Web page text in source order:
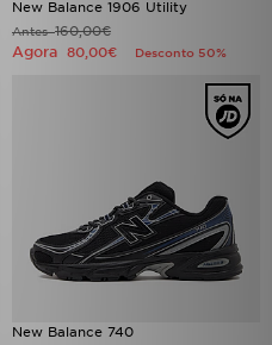
New Balance 1906 Utility
Antes160,00€
Agora 80,00€ Desconto 50%
New Balance 740